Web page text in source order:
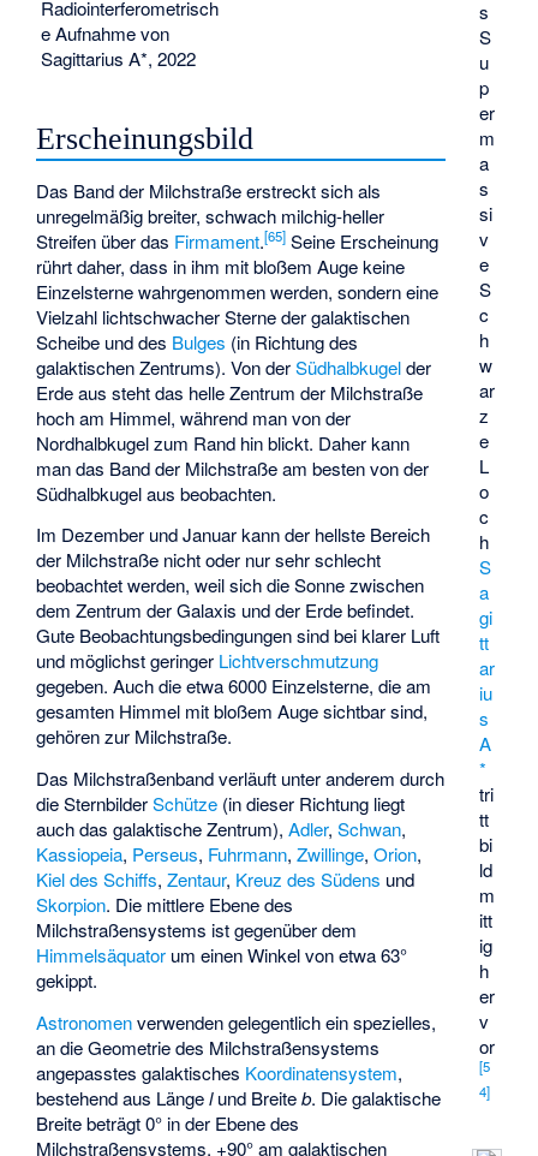
s
S
u
p
er
m
a
s
si
v
e
S
c
h
w
ar
z
e
L
o
c
h
S
a
gi
tt
ar
iu
s
A
*
tri
tt
bi
ld
m
itt
ig
h
er
v
or
[5
4]
Radiointerferometrisch
e Aufnahme von
Sagittarius A*, 2022
Erscheinungsbild
Das Band der Milchstraße erstreckt sich als
unregelmäßig breiter, schwach milchig-heller
Streifen über das Firmament.[65] Seine Erscheinung
rührt daher, dass in ihm mit bloßem Auge keine
Einzelsterne wahrgenommen werden, sondern eine
Vielzahl lichtschwacher Sterne der galaktischen
Scheibe und des Bulges (in Richtung des
galaktischen Zentrums). Von derSüdhalbkugelder
Erde aus steht das helle Zentrum der Milchstraße
hoch am Himmel, während man von der
Nordhalbkugel zum Rand hin blickt. Daher kann
man das Band der Milchstraße am besten von der
Südhalbkugel aus beobachten.
Im Dezember und Januar kann der hellste Bereich
der Milchstraße nicht oder nur sehr schlecht
beobachtet werden, weil sich die Sonne zwischen
dem Zentrum der Galaxis und der Erde befindet.
Gute Beobachtungsbedingungen sind bei klarer Luft
und möglichst geringer Lichtverschmutzung
gegeben. Auch die etwa 6000 Einzelsterne, die am
gesamten Himmel mit bloßem Auge sichtbar sind,
gehören zur Milchstraße.
Das Milchstraßenband verläuft unter anderem durch
die SternbilderSchütze (in dieser Richtung liegt
auch das galaktische Zentrum),Adler,Schwan,
Kassiopeia, Perseus, Fuhrmann,Zwillinge,Orion,
Kiel des Schiffs,Zentaur, Kreuz des Südens und
Skorpion. Die mittlere Ebene des
Milchstraßensystems ist gegenüber dem
Himmelsäquator um einen Winkel von etwa 63°
gekippt.
Astronomenverwenden gelegentlich ein spezielles,
an die Geometrie des Milchstraßensystems
angepasstes galaktisches Koordinatensystem,
bestehend aus Längelund Breiteb. Die galaktische
Breite beträgt 0° in der Ebene des
Milchstraßensystems, +90° am galaktischen